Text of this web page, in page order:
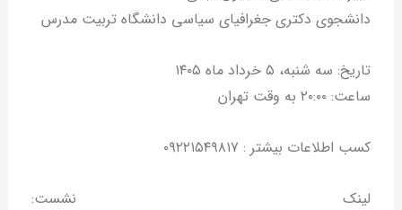
دانشجوی دکتری جغرافیای سیاسی دانشگاه تربیت مدرس
تاریخ: سه شنبه، ۵ خرداد ماه ۱۴۰۵
ساعت: ۲۰:۰۰ به وقت تهران
کسب اطلاعات بیشتر : ۰۹۲۲۱۵۴۹۸۱۷
لینک نشست: